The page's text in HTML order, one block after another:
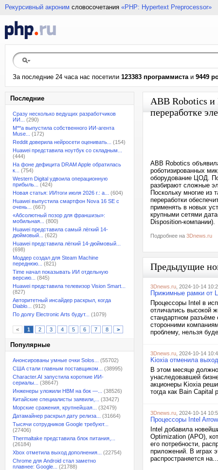
Рекурсивный акроним словосочетания «PHP: Hypertext Preprocessor»
За последние 24 часа нас посетили 123383 программистаи 9449
Последние
Сразу несколько ведущих разработчиков
ИИ...
(290)
M**a выпустила собственного ИИ-агента
Muse...
(172)
Reddit доверила нейросети оценивать...
(154)
Huawei представила ноутбук со складным...
(444)
На фоне дефицита DRAM Apple обратилась
к...
(754)
Western Digital удвоила операционную
прибыль...
(424)
Новая статья: ИИтоги июля 2026 г.: а...
(604)
Huawei выпустила смартфон Nova 16 SE с
очень...
(667)
«Абсолютный позор для франшизы»:
мобильная...
(800)
Huawei представила самый лёгкий 14-
дюймовый...
(622)
Huawei представила лёгкий 14-дюймовый...
(698)
Моддер создал для Steam Machine
переднюю...
(821)
Time начал показывать ИИ отдельную
версию...
(845)
Huawei представила телевизор Vision Smart...
(827)
Авторитетный инсайдер раскрыл, когда
Diablo...
(912)
По долгу Electronic Arts будут...
(1079)
< 1 2 3 4 5 6 7 8 >
Популярные
Анонсированы умные очки Solos...
(55702)
США стали главным поставщиком...
(38995)
Character.AI запустила короткие ИИ-
сериалы...
(38647)
Инженеры уложили HBM на бок —...
(38526)
Китайские специалисты заявили,...
(33427)
Морские сражения, крупнейшая...
(32479)
Датамайнер раскрыл дату релиза...
(31664)
Тысячи сотрудников Google требуют...
(27406)
Thermaltake представила блок питания,...
(26184)
Xbox отметила выход дополнения...
(22754)
Chrome для Android стал заметно
плавнее: Google...
(21788)
ABB Robotics и
переработке
ABB Robotics
роботизированных
оборудование ЦОД.
разбирают сложные
Поскольку многие из
переработки
применять в новых
крупными сетями
Disposition-компании).
Подробнее на 3Dnews.ru
Предыдущие
3Dnews.ru , 2024-10-14
Прижимные рамки от
Процессоры Intel в
отличались высокой
стандартном разъёме
сторонними
проблему, нельзя
3Dnews.ru , 2024-10-14
Kioxia отменила
В этом месяце
унаследовавшей
акционеры Kioxia
тогда как Bain
3Dnews.ru , 2024-10-14
Процессоры Intel
Intel добавила
Optimization (APO),
его потребности,
приложений. В играх
распространяется на...